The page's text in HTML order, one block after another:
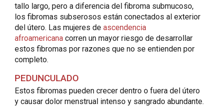
tallo largo, pero a diferencia del fibroma submucoso,
los fibromas subserosos están conectados al exterior
del útero. Las mujeres deascendencia
afroamericana corren un mayor riesgo de desarrollar
estos fibromas por razones que no se entienden por
completo.
PEDUNCULADO
Estos fibromas pueden crecer dentro o fuera del útero
y causar dolor menstrual intenso y sangrado abundante.